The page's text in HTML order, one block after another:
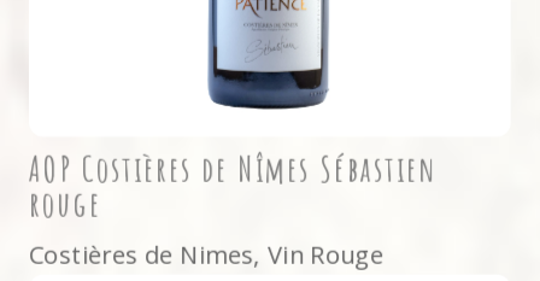
AOP Costières de Nîmes Sébastien
rouge
Costières de Nimes, Vin Rouge